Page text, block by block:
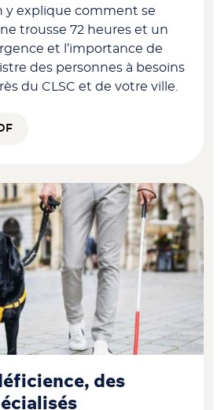
y explique comment se
trousse 72 heures et un
et l’importance de
des personnes à besoins
du CLSC et de votre ville.
des